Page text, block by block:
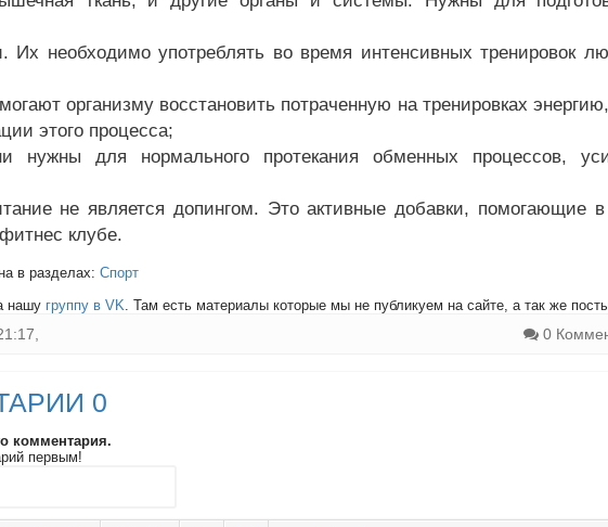
Их необходимо употреблять во время интенсивных тренировок
организму восстановить потраченную на тренировках
этого процесса;
нужны для нормального протекания обменных процессов,
не является допингом. Это активные добавки, помогающие в
клубе.
в разделах: Спорт
нашу группу в VK. Там есть материалы которые мы не публикуем на сайте, а так же
0
0
комментария.
первым!